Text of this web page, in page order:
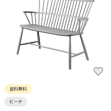
送料無料
ビーチ